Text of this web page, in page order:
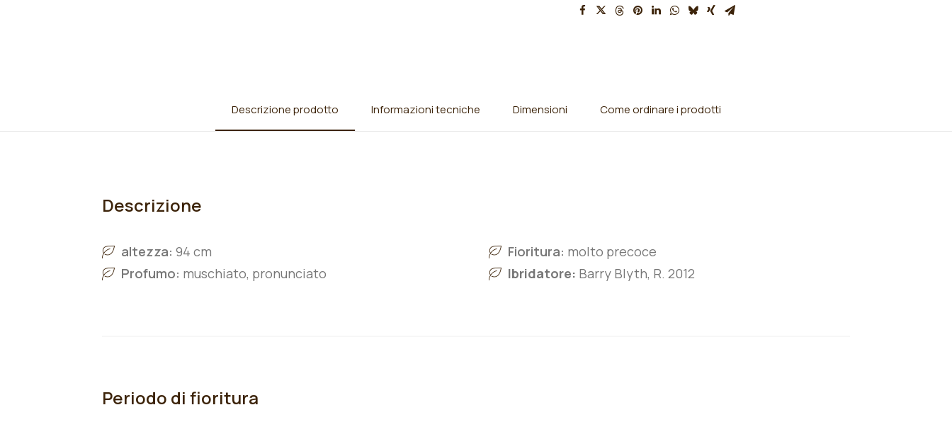
Descrizione prodotto Informazioni tecniche Dimensioni Come ordinare i prodotti
Descrizione
altezza: 94 cm
Profumo: muschiato, pronunciato
Fioritura: molto precoce
Ibridatore: Barry Blyth, R. 2012
Periodo di fioritura